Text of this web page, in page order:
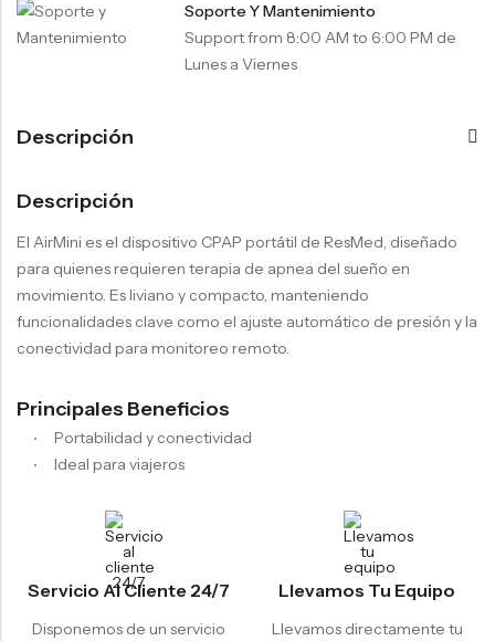
Soporte Y Mantenimiento
Support from 8:00 AM to 6:00 PM de
Lunes a Viernes
Descripción
Descripción
El AirMini es el dispositivo CPAP portátil de ResMed, diseñado
para quienes requieren terapia de apnea del sueño en
movimiento. Es liviano y compacto, manteniendo
funcionalidades clave como el ajuste automático de presión y la
conectividad para monitoreo remoto.
Principales Beneficios
Portabilidad y conectividad
Ideal para viajeros
Servicio Al Cliente 24/7
Disponemos de un servicio
Llevamos Tu Equipo
Llevamos directamente tu